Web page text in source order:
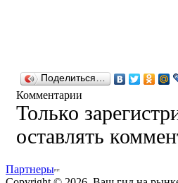
Поделиться…
Комментарии
Только
оставлять
Партнеры